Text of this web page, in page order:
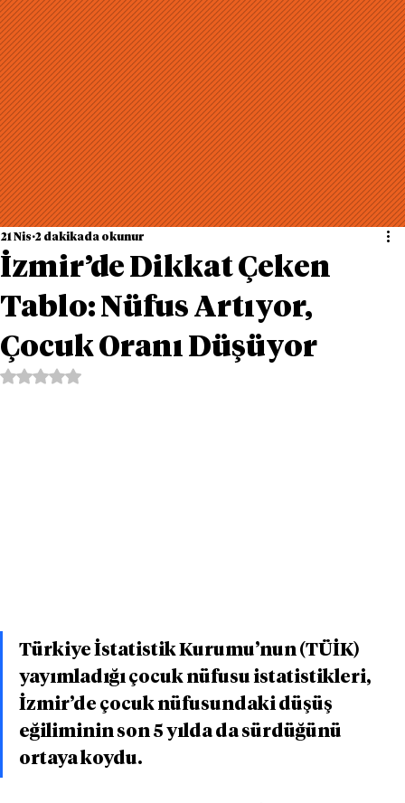
İzmir’de Dikkat Çeken
Tablo: Nüfus Artıyor,
Çocuk Oranı Düşüyor
21 Nis 2 dakikada okunur
5 üzerinden NaN yıldız
Türkiye İstatistik Kurumu’nun (TÜİK)
yayımladığı çocuk nüfusu istatistikleri,
İzmir’de çocuk nüfusundaki düşüş
eğiliminin son 5 yılda da sürdüğünü
ortaya koydu.